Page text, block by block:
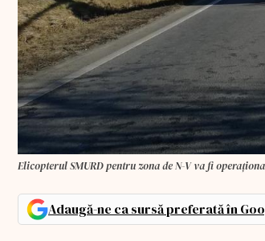
Elicopterul SMURD pentru zona de N-V va fi
Adaugă-ne ca sursă preferată în